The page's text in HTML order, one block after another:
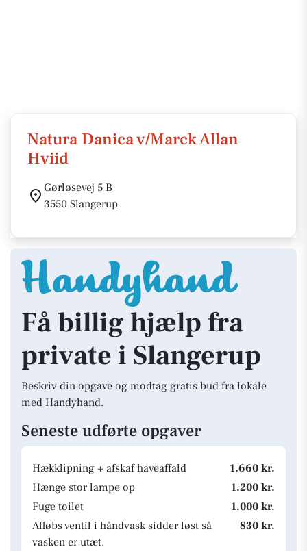
Natura Danica v/Marck Allan
Hviid
Gørløsevej 5 B
3550 Slangerup
Få billig hjælp fra
private i Slangerup
Beskriv din opgave og modtag gratis bud fra lokale
med Handyhand.
Seneste udførte opgaver
Hækklipning + afskaf haveaffald
1.660 kr.
Hænge stor lampe op
1.200 kr.
Fuge toilet
1.000 kr.
Afløbs ventil i håndvask sidder løst så
vasken er utæt.
830 kr.